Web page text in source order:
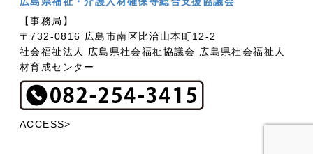
【事務局】
〒732-0816 広島市南区比治山本町12-2
社会福祉法人 広島県社会福祉協議会 広島県社会福祉人
材育成センター
ACCESS>